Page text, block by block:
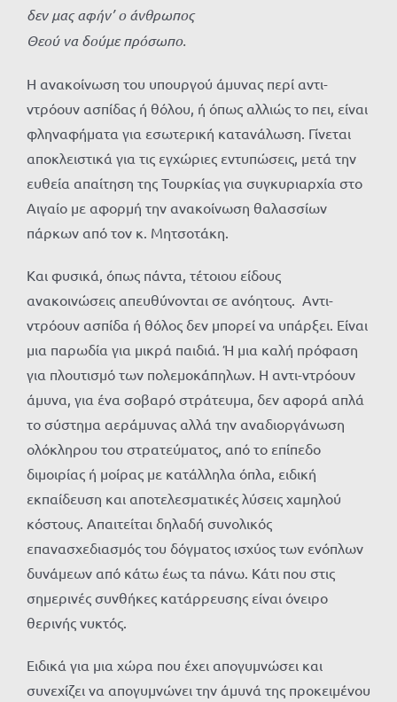
δεν μας αφήν’ ο άνθρωπος
Θεού να δούμε πρόσωπο.
Η ανακοίνωση του υπουργού άμυνας περί αντι-
ντρόουν ασπίδας ή θόλου, ή όπως αλλιώς το πει, είναι
φληναφήματα για εσωτερική κατανάλωση. Γίνεται
αποκλειστικά για τις εγχώριες εντυπώσεις, μετά την
ευθεία απαίτηση της Τουρκίας για συγκυριαρχία στο
Αιγαίο με αφορμή την ανακοίνωση θαλασσίων
πάρκων από τον κ. Μητσοτάκη.
Και φυσικά, όπως πάντα, τέτοιου είδους
ανακοινώσεις απευθύνονται σε ανόητους. Αντι-
ντρόουν ασπίδα ή θόλος δεν μπορεί να υπάρξει. Είναι
μια παρωδία για μικρά παιδιά. Ή μια καλή πρόφαση
για πλουτισμό των πολεμοκάπηλων. Η αντι-ντρόουν
άμυνα, για ένα σοβαρό στράτευμα, δεν αφορά απλά
το σύστημα αεράμυνας αλλά την αναδιοργάνωση
ολόκληρου του στρατεύματος, από το επίπεδο
διμοιρίας ή μοίρας με κατάλληλα όπλα, ειδική
εκπαίδευση και αποτελεσματικές λύσεις χαμηλού
κόστους. Απαιτείται δηλαδή συνολικός
επανασχεδιασμός του δόγματος ισχύος των ενόπλων
δυνάμεων από κάτω έως τα πάνω. Κάτι που στις
σημερινές συνθήκες κατάρρευσης είναι όνειρο
θερινής νυκτός.
Ειδικά για μια χώρα που έχει απογυμνώσει και
συνεχίζει να απογυμνώνει την άμυνά της προκειμένου